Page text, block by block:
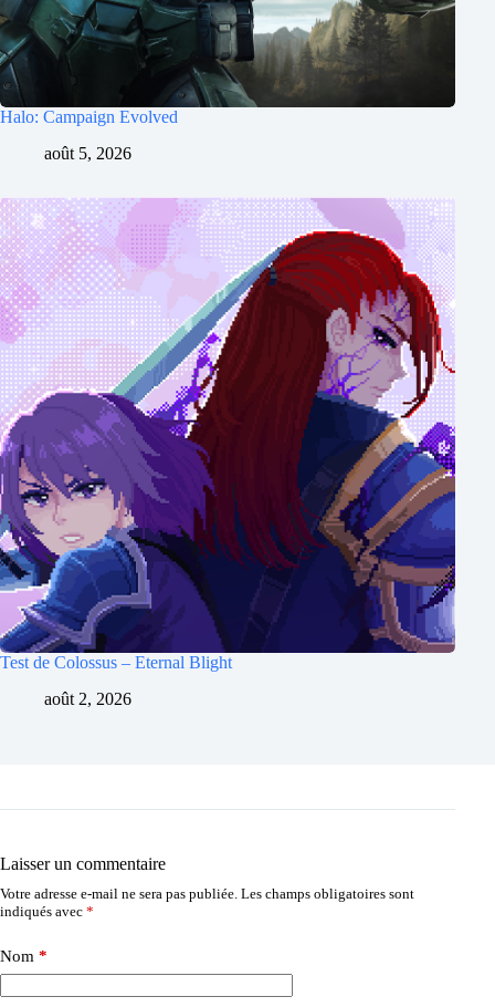
Halo: Campaign Evolved
août 5, 2026
Test de Colossus – Eternal Blight
août 2, 2026
Laisser un commentaire
Votre adresse e-mail ne sera pas publiée. Les champs obligatoires sont
indiqués avec *
Nom *